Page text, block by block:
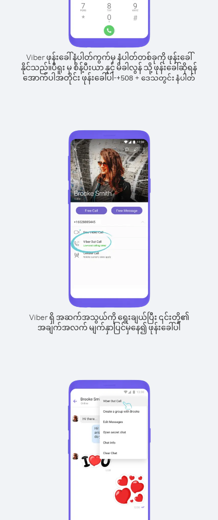
Viber ဖုန်းခေါ်နံပါတ်ကွက်မှ နံပါတ်တစ်ခုကို ဖုန်းခေါ်
နိုင်သည်။ပီရူး မှ စိန့်ပီးယာ နှင့် မိခါလွန် သို့ ဖုန်းခေါ်ဆိုရန်
အောက်ပါအတိုင်း ဖုန်းခေါ်ပါ-+508 + ဒေသတွင်း နံပါတ်
Viber ရှိ အဆက်အသွယ်ကို ရွေးချယ်ပြီး ၎င်းတို့၏
အချက်အလက် မျက်နှာပြင်မှနေ၍ ဖုန်းခေါ်ပါ